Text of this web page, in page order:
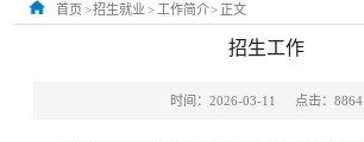
首页>招生就业 > 工作简介> 正文
招生工作
时间：2026-03-11 点击： 8864